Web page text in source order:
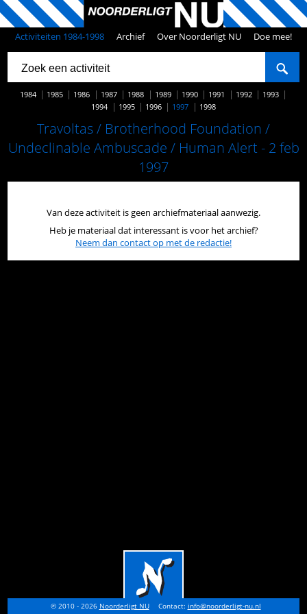
Activiteiten 1984-1998 Archief Over Noorderligt NU Doe mee!
1984 1985 1986 1987 1988 1989 1990 1991 1992
1993
1994
1995 1996 1997 1998
Travoltas / Brotherhood Foundation /
Undeclinable Ambuscade / Human Alert - 2 feb
1997
Van deze activiteit is geen archiefmateriaal aanwezig.
Heb je materiaal dat interessant is voor het archief?
Neem dan contact op met de redactie!
© 2010 - 2026 Noorderligt NU Contact: info@noorderligt-nu.nl